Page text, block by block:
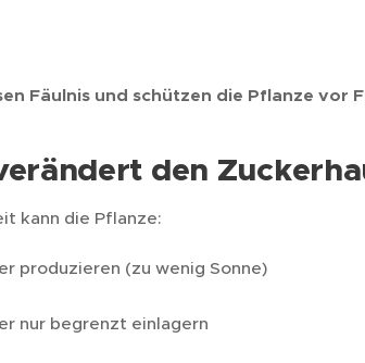
Fäulnis und schützen die Pflanze vor
den
kann die Pflanze:
produzieren (zu wenig Sonne)
nur begrenzt einlagern